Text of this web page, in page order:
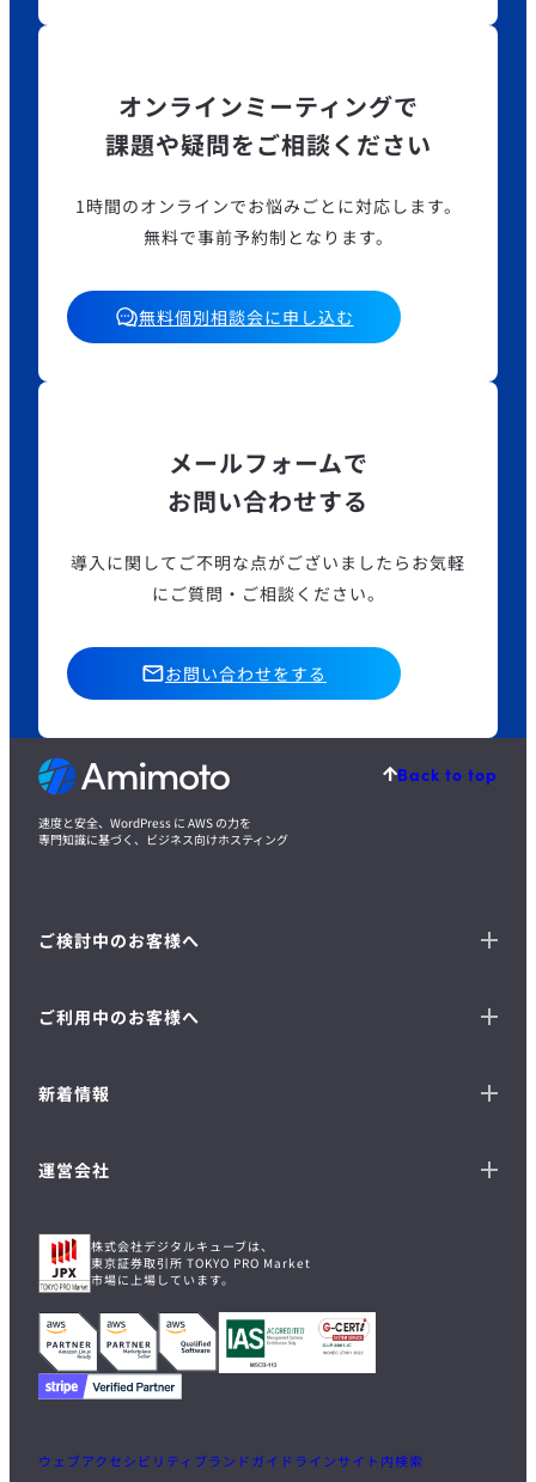
オンラインミーティングで
課題や疑問をご相談ください
1時間のオンラインでお悩みごとに対応します。
無料で事前予約制となります。
無料個別相談会に申し込む
メールフォームで
お問い合わせする
導入に関してご不明な点がございましたら お気軽
にご質問・ご相談ください。
お問い合わせをする
Back to top
速度と安全、WordPress に AWS の力を
専門知識に基づく、ビジネス向けホスティング
ご検討中のお客様へ
ご利用中のお客様へ
新着情報
運営会社
株式会社デジタルキューブは、
東京証券取引所 TOKYO PRO Market
市場に上場しています。
ウェブアクセシビリティ ブランドガイドラインサイト内検索